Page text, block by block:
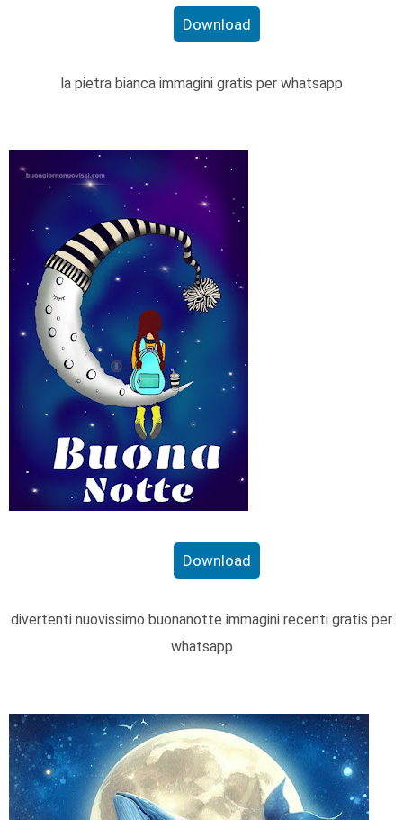
Download
la pietra bianca immagini gratis per whatsapp
Download
divertenti nuovissimo buonanotte immagini recenti gratis per
whatsapp